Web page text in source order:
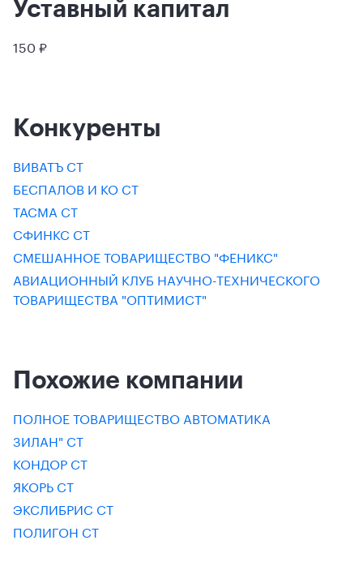
Уставный капитал
150 ₽
Конкуренты
ВИВАТЪ СТ
БЕСПАЛОВ И КО СТ
ТАСМА СТ
СФИНКС СТ
СМЕШАННОЕ ТОВАРИЩЕСТВО "ФЕНИКС"
АВИАЦИОННЫЙ КЛУБ НАУЧНО-ТЕХНИЧЕСКОГО
ТОВАРИЩЕСТВА "ОПТИМИСТ"
Похожие компании
ПОЛНОЕ ТОВАРИЩЕСТВО АВТОМАТИКА
ЗИЛАН" СТ
КОНДОР СТ
ЯКОРЬ СТ
ЭКСЛИБРИС СТ
ПОЛИГОН СТ